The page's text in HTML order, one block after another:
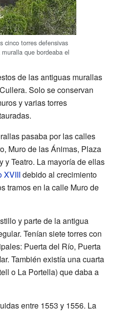
cinco torres defensivas
que bordeaba el
de las antiguas murallas
Solo se conservan
y varias torres
pasaba por las calles
Muro de las Ánimas, Plaza
y Teatro. La mayoría de ellas
XVIII debido al crecimiento
tramos en la calle Muro de
y parte de la antigua
Tenían siete torres con
Puerta del Río, Puerta
También existía una cuarta
o La Portella) que daba a
entre 1553 y 1556. La